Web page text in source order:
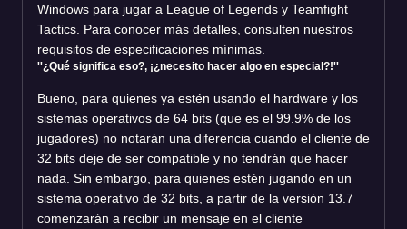
Windows para jugar a League of Legends y Teamfight
Tactics. Para conocer más detalles, consulten nuestros
requisitos de especificaciones mínimas.
''¿Qué significa eso?, ¡¿necesito hacer algo en especial?!''
Bueno, para quienes ya estén usando el hardware y los
sistemas operativos de 64 bits (que es el 99.9% de los
jugadores) no notarán una diferencia cuando el cliente de
32 bits deje de ser compatible y no tendrán que hacer
nada. Sin embargo, para quienes estén jugando en un
sistema operativo de 32 bits, a partir de la versión 13.7
comenzarán a recibir un mensaje en el cliente